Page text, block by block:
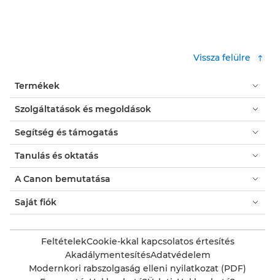
Vissza felülre
Termékek
Szolgáltatások és megoldások
Segítség és támogatás
Tanulás és oktatás
A Canon bemutatása
Saját fiók
FeltételekCookie-kkal kapcsolatos értesítés
AkadálymentesítésAdatvédelem
Modernkori rabszolgaság elleni nyilatkozat (PDF)